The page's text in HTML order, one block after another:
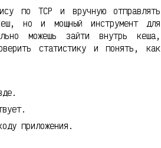
по TCP и вручную отправлять
но и мощный инструмент для
можешь зайти внутрь кеша,
статистику и понять, как
приложения.